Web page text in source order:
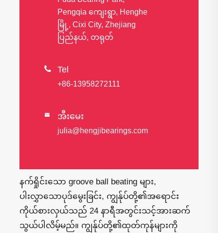
Pengqia ကျေးရွာ, Henghe
မြို့, Cixi City, Zhejiang
ပြည်နယ်, တရုတ်
 Tel
+86-13958272111
 အီးမေး
julia@hengjibearings.com
နက်ရှိုင်းသော groove ball beating များ,
ပါးလွှာသောပုဒ်မွေးခြင်း, ကျွန်ုပ်တို့၏အရောင်း
ကိုယ်စားလှယ်သည် 24 နာရီအတွင်းသင့်အားဆက်
သွယ်ပါလိမ့်မည်။ ကျွန်ုပ်တို့၏ထုတ်ကုန်များကို